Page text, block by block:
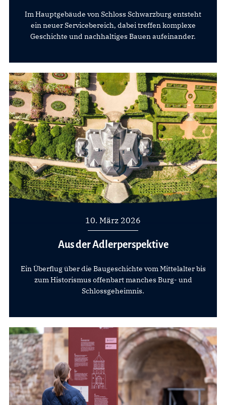
Im Hauptgebäude von Schloss Schwarzburg entsteht
ein neuer Servicebereich, dabei treffen komplexe
Geschichte und nachhaltiges Bauen aufeinander.
10. März 2026
Aus der Adlerperspektive
Ein Überflug über die Baugeschichte vom Mittelalter bis
zum Historismus offenbart manches Burg- und
Schlossgeheimnis.